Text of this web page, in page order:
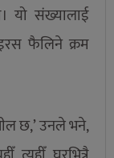
यो संख्यालाई
फैलिने क्रम
छ,’ उनले भने,